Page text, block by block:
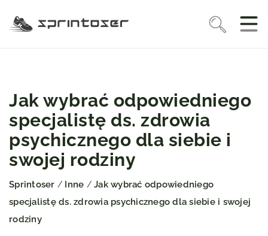
Jak wybrać odpowiedniego
specjalistę ds. zdrowia
psychicznego dla siebie i
swojej rodziny
Sprintoser / Inne / Jak wybrać odpowiedniego
specjalistę ds. zdrowia psychicznego dla siebie i swojej
rodziny